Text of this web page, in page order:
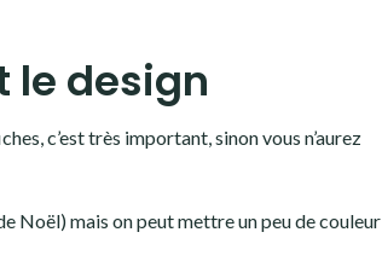
le design
c’est très important, sinon vous n’aurez
Noël) mais on peut mettre un peu de couleur